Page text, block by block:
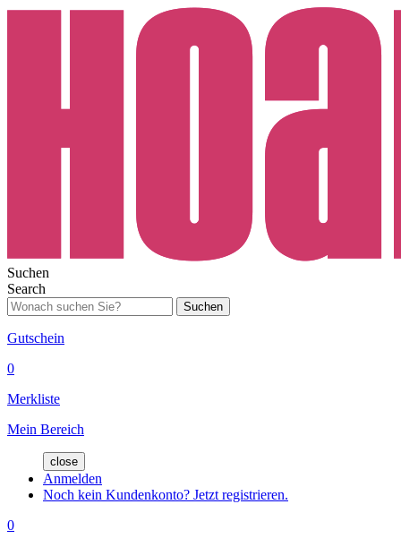
Suchen
Search
Suchen
Gutschein
0
Merkliste
Mein Bereich
close
Anmelden
Noch kein Kundenkonto? Jetzt registrieren.
0